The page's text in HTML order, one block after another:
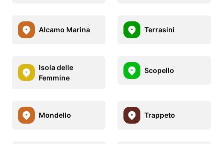
Alcamo Marina Terrasini
Isola delle
Femmine
Scopello
Mondello Trappeto